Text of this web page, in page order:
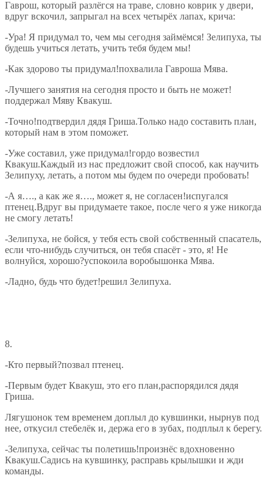
Гаврош, который разлёгся на траве, словно коврик у двери,
вдруг вскочил, запрыгал на всех четырёх лапах, крича:
-Ура! Я придумал то, чем мы сегодня займёмся! Зелипуха, ты
будешь учиться летать, учить тебя будем мы!
-Как здорово ты придумал!похвалила Гавроша Мява.
-Лучшего занятия на сегодня просто и быть не может!
поддержал Мяву Квакуш.
-Точно!подтвердил дядя Гриша.Только надо составить план,
который нам в этом поможет.
-Уже составил, уже придумал!гордо возвестил
Квакуш.Каждый из нас предложит свой способ, как научить
Зелипуху, летать, а потом мы будем по очереди пробовать!
-А я…., а как же я…., может я, не согласен!испугался
птенец.Вдруг вы придумаете такое, после чего я уже никогда
не смогу летать!
-Зелипуха, не бойся, у тебя есть свой собственный спасатель,
если что-нибудь случиться, он тебя спасёт - это, я! Не
волнуйся, хорошо?успокоила воробышонка Мява.
-Ладно, будь что будет!решил Зелипуха.
8.
-Кто первый?позвал птенец.
-Первым будет Квакуш, это его план,распорядился дядя
Гриша.
Лягушонок тем временем доплыл до кувшинки, нырнув под
нее, откусил стебелёк и, держа его в зубах, подплыл к берегу.
-Зелипуха, сейчас ты полетишь!произнёс вдохновенно
Квакуш.Садись на кувшинку, расправь крылышки и жди
команды.